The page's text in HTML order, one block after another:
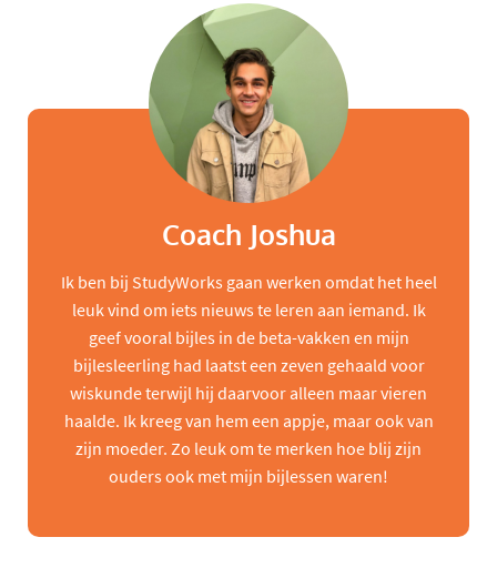
Coach Joshua
Ik ben bij StudyWorks gaan werken omdat het heel
leuk vind om iets nieuws te leren aan iemand. Ik
geef vooral bijles in de beta-vakken en mijn
bijlesleerling had laatst een zeven gehaald voor
wiskunde terwijl hij daarvoor alleen maar vieren
haalde. Ik kreeg van hem een appje, maar ook van
zijn moeder. Zo leuk om te merken hoe blij zijn
ouders ook met mijn bijlessen waren!